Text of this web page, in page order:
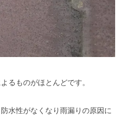
るものがほとんどです。
水性がなくなり雨漏りの原因に